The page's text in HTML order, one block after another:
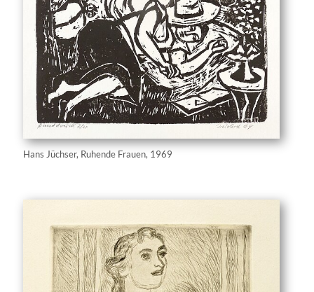
Hans Jüchser, Ruhende Frauen, 1969